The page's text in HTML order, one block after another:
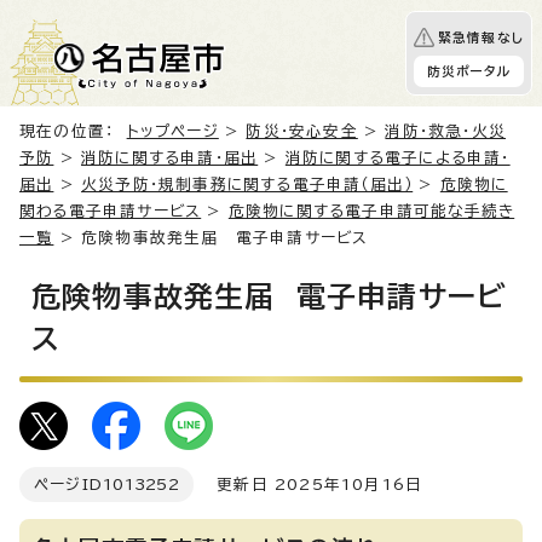
緊急情報なし
防災ポータル
現在の位置： トップページ > 防災・安心安全 >消防・救急・火災
予防
>消防に関する申請・届出 > 消防に関する電子による申請・
届出
> 火災予防・規制事務に関する電子申請（届出） > 危険物に
関わる電子申請サービス
> 危険物に関する電子申請可能な手続き
一覧
> 危険物事故発生届 電子申請サービス
危険物事故発生届 電子申請サービ
ス
ページID 1013252 更新日 2025年10月16日